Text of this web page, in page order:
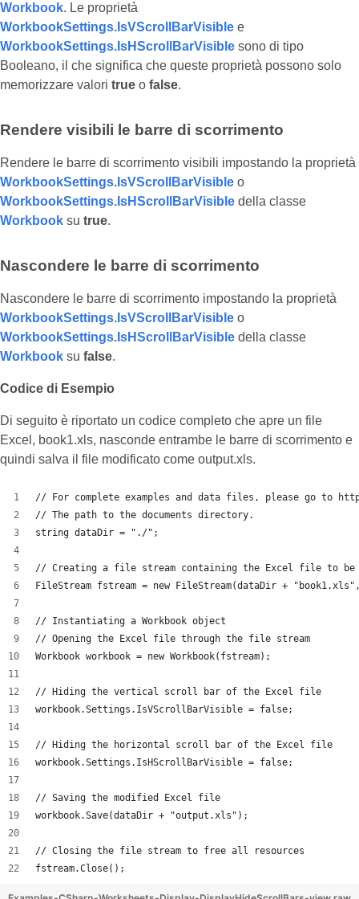
Workbook. Le proprietà
WorkbookSettings.IsVScrollBarVisible e
WorkbookSettings.IsHScrollBarVisible sono di tipo
Booleano, il che significa che queste proprietà possono solo
memorizzare valori true o false.
Rendere visibili le barre di scorrimento
Rendere le barre di scorrimento visibili impostando la proprietà
WorkbookSettings.IsVScrollBarVisible o
WorkbookSettings.IsHScrollBarVisible della classe
Workbook su true.
Nascondere le barre di scorrimento
Nascondere le barre di scorrimento impostando la proprietà
WorkbookSettings.IsVScrollBarVisible o
WorkbookSettings.IsHScrollBarVisible della classe
Workbook su false.
Codice di Esempio
Di seguito è riportato un codice completo che apre un file
Excel, book1.xls, nasconde entrambe le barre di scorrimento e
quindi salva il file modificato come output.xls.
// For complete examples and data files, please go to
// The path to the documents directory.
string dataDir = "./";
// Creating a file stream containing the Excel file to be
FileStream fstream = new FileStream(dataDir +
// Instantiating a Workbook object
// Opening the Excel file through the file stream
Workbook workbook = new Workbook(fstream);
// Hiding the vertical scroll bar of the Excel file
workbook.Settings.IsVScrollBarVisible = false;
// Hiding the horizontal scroll bar of the Excel file
workbook.Settings.IsHScrollBarVisible = false;
// Saving the modified Excel file
workbook.Save(dataDir + "output.xls");
// Closing the file stream to free all resources
fstream.Close();